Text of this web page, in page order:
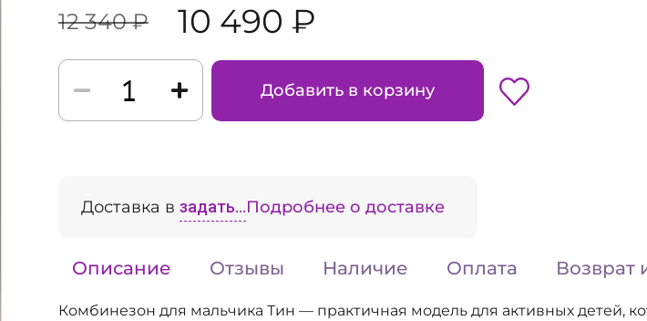
12 340 ₽ 10 490 ₽
Добавить в корзину
Доставка в задать...Подробнее о доставке
Описание Отзывы Наличие Оплата Возврат
Комбинезон для мальчика Тин — практичная модель для активных детей,